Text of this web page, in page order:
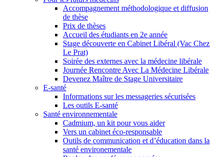
Accompagnement méthodologique et diffusion
de thèse
Prix de thèses
Accueil des étudiants en 2e année
Stage découverte en Cabinet Libéral (Vac Chez
Le Prat)
Soirée des externes avec la médecine libérale
Journée Rencontre Avec La Médecine Libérale
Devenez Maître de Stage Universitaire
E-santé
Informations sur les messageries sécurisées
Les outils E-santé
Santé environnementale
Cadmium, un kit pour vous aider
Vers un cabinet éco-responsable
Outils de communication et d’éducation dans la
santé environementale